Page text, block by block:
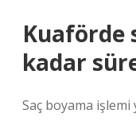
Kuaförde
kadar
Saç boyama